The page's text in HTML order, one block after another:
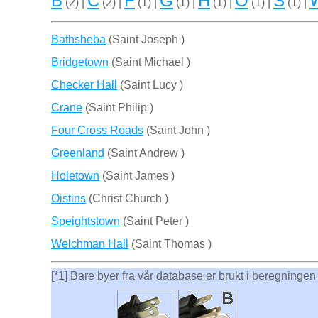
(2) | (2) | (1) | (1) | (1) | (1) | (1) |
Bathsheba (Saint Joseph )
Bridgetown (Saint Michael )
Checker Hall
(Saint Lucy )
Crane (Saint Philip )
Four Cross Roads (Saint John )
Greenland (Saint Andrew )
Holetown (Saint James )
Oistins (Christ Church )
Speightstown (Saint Peter )
Welchman Hall
(Saint Thomas )
[*1] Bare byer fra vår database er brukt i